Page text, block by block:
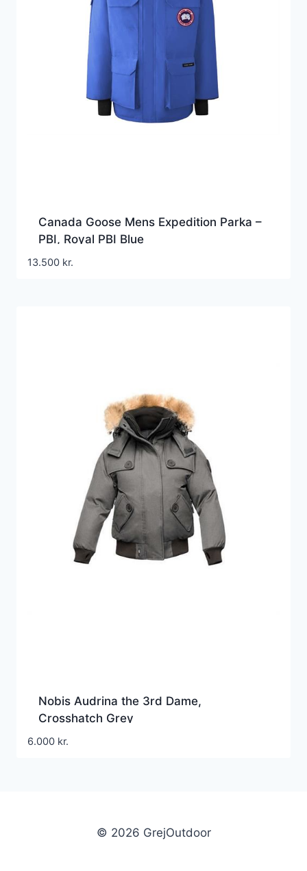
Canada Goose Mens Expedition Parka –
PBI, Royal PBI Blue
13.500 kr.
Nobis Audrina the 3rd Dame,
Crosshatch Grey
6.000 kr.
© 2026 GrejOutdoor